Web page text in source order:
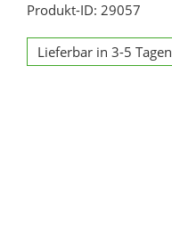
Produkt-ID: 29057
Lieferbar in 3-5 Tagen